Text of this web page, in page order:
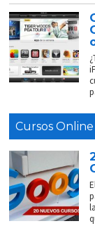
Cursos Online